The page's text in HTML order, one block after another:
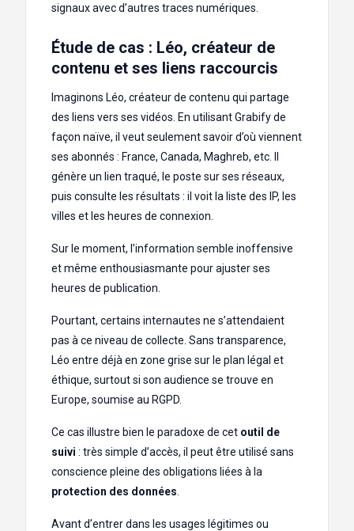
signaux avec d’autres traces numériques.
Étude de cas : Léo, créateur de
contenu et ses liens raccourcis
Imaginons Léo, créateur de contenu qui partage
des liens vers ses vidéos. En utilisant Grabify de
façon naïve, il veut seulement savoir d’où viennent
ses abonnés : France, Canada, Maghreb, etc. Il
génère un lien traqué, le poste sur ses réseaux,
puis consulte les résultats : il voit la liste des IP, les
villes et les heures de connexion.
Sur le moment, l’information semble inoffensive
et même enthousiasmante pour ajuster ses
heures de publication.
Pourtant, certains internautes ne s’attendaient
pas à ce niveau de collecte. Sans transparence,
Léo entre déjà en zone grise sur le plan légal et
éthique, surtout si son audience se trouve en
Europe, soumise au RGPD.
Ce cas illustre bien le paradoxe de cet outil de
suivi : très simple d’accès, il peut être utilisé sans
conscience pleine des obligations liées à la
protection des données
Avant d’entrer dans les usages légitimes ou